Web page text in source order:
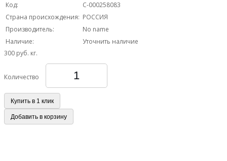
Код:
С-000258083
Страна происхождения: РОССИЯ
Производитель:
No name
Наличие:
Уточнить наличие
300 руб. кг.
Количество
Купить в 1 клик
Добавить в корзину